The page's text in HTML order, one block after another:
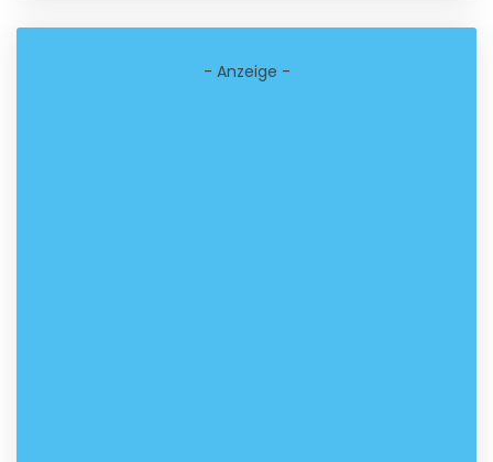
- Anzeige -